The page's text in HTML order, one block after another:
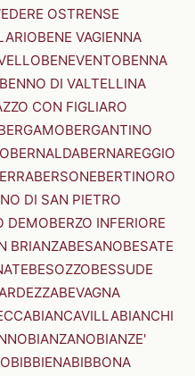
OSTRENSE
BENE VAGIENNA
BENEVENTOBENNA
DI VALTELLINA
CON FIGLIARO
BERGANTINO
BERNALDABERNAREGGIO
BERSONEBERTINORO
DI SAN PIETRO
DEMOBERZO INFERIORE
BRIANZABESANOBESATE
BESOZZOBESSUDE
BEVAGNA
BIANCAVILLABIANCHI
BIANZANOBIANZE'
BIBBIENABIBBONA